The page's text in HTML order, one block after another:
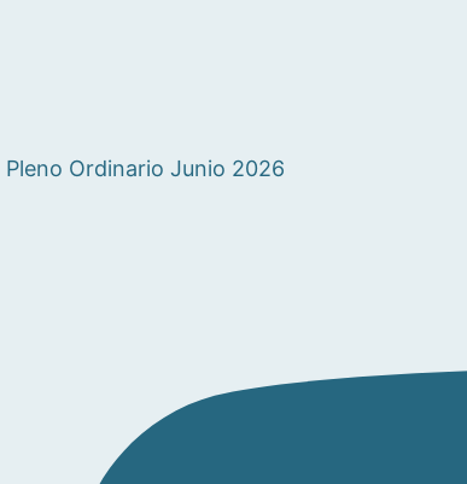
Pleno Ordinario Junio 2026